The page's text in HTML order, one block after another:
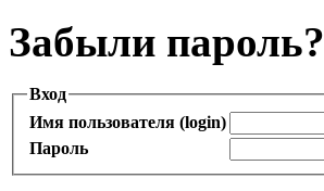
Забыли пароль?
Вход
Имя пользователя (login)
Пароль